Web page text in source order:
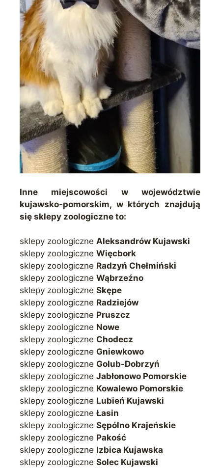
Inne miejscowości w województwie
kujawsko-pomorskim, w których znajdują
się sklepy zoologiczne to:
sklepy zoologiczne Aleksandrów Kujawski
sklepy zoologiczne Więcbork
sklepy zoologiczne Radzyń Chełmiński
sklepy zoologiczne Wąbrzeźno
sklepy zoologiczne Skępe
sklepy zoologiczne Radziejów
sklepy zoologiczne Pruszcz
sklepy zoologiczne Nowe
sklepy zoologiczne Chodecz
sklepy zoologiczne Gniewkowo
sklepy zoologiczne Golub-Dobrzyń
sklepy zoologiczne Jabłonowo Pomorskie
sklepy zoologiczne Kowalewo Pomorskie
sklepy zoologiczne Lubień Kujawski
sklepy zoologiczne Łasin
sklepy zoologiczne Sępólno Krajeńskie
sklepy zoologiczne Pakość
sklepy zoologiczne Izbica Kujawska
sklepy zoologiczne Solec Kujawski